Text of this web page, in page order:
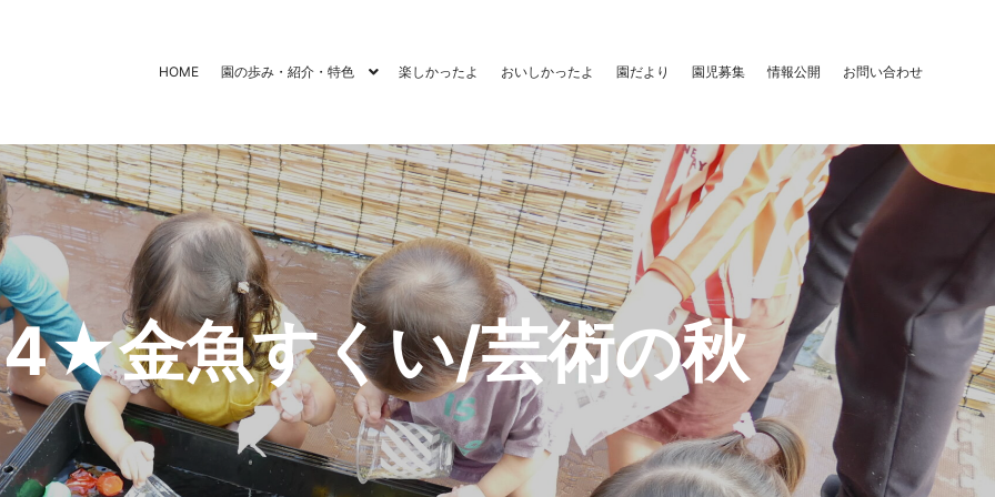
HOME 園の歩み・紹介・特色 楽しかったよ おいしかったよ 園だより 園児募集 情報公開 お問い合わせ
金魚すくい/芸術の秋